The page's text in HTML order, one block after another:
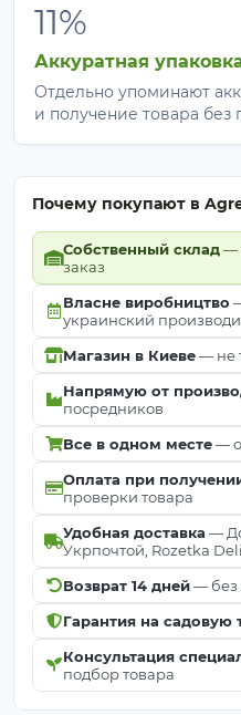
11%
Аккуратная
Отдельно упоминают
и получение товара
Почему покупают в
Собственный склад—
заказ
Власне виробництво
украинский
Магазин в Киеве— не
Напрямую от
посредников
Все в одном месте—
Оплата при
проверки товара
Удобная доставка —
Укрпочтой, Rozetka
Возврат 14 дней— без
Гарантия на садовую
Консультация
подбор товара